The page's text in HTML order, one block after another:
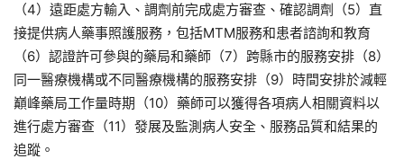
（4）遠距處方輸入、調劑前完成處方審查、確認調劑（5）直
接提供病人藥事照護服務，包括MTM服務和患者諮詢和教育
（6）認證許可參與的藥局和藥師（7）跨縣市的服務安排（8）
同一醫療機構或不同醫療機構的服務安排（9）時間安排於減輕
巔峰藥局工作量時期（10）藥師可以獲得各項病人相關資料以
進行處方審查（11）發展及監測病人安全、服務品質和結果的
追蹤。